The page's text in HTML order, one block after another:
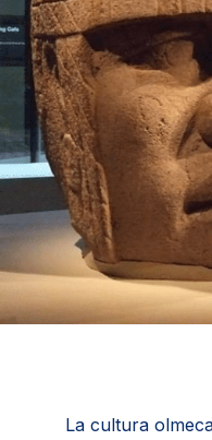
La cultura